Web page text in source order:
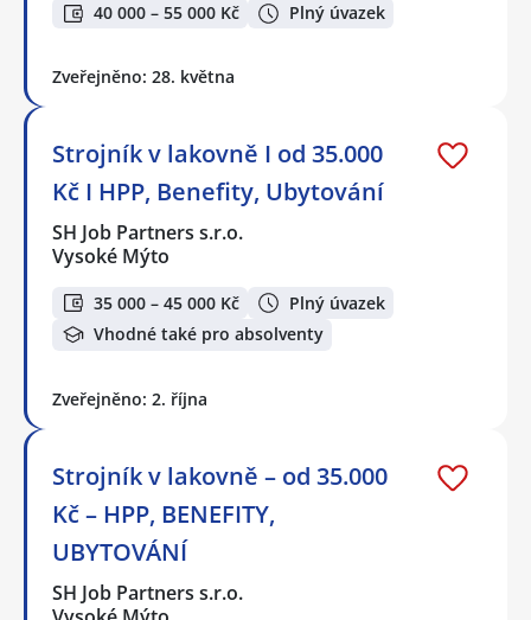
40 000 – 55 000 Kč Plný úvazek
Zveřejněno: 28. května
Strojník v lakovně I od 35.000
Kč I HPP, Benefity, Ubytování
SH Job Partners s.r.o.
Vysoké Mýto
35 000 – 45 000 Kč
Plný úvazek
Vhodné také pro absolventy
Zveřejněno: 2. října
Strojník v lakovně – od 35.000
Kč – HPP, BENEFITY,
UBYTOVÁNÍ
SH Job Partners s.r.o.